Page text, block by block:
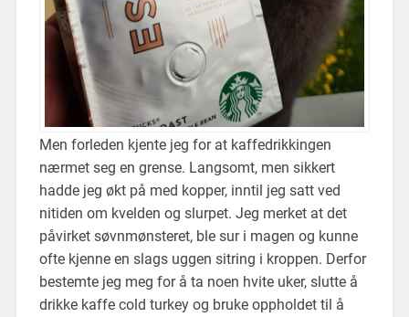
Men forleden kjente jeg for at kaffedrikkingen
nærmet seg en grense. Langsomt, men sikkert
hadde jeg økt på med kopper, inntil jeg satt ved
nitiden om kvelden og slurpet. Jeg merket at det
påvirket søvnmønsteret, ble sur i magen og kunne
ofte kjenne en slags uggen sitring i kroppen. Derfor
bestemte jeg meg for å ta noen hvite uker, slutte å
drikke kaffe cold turkey og bruke oppholdet til å